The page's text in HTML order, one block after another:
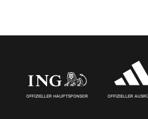
OFFIZIELLER HAUPTSPONSOR OFFIZIELLER